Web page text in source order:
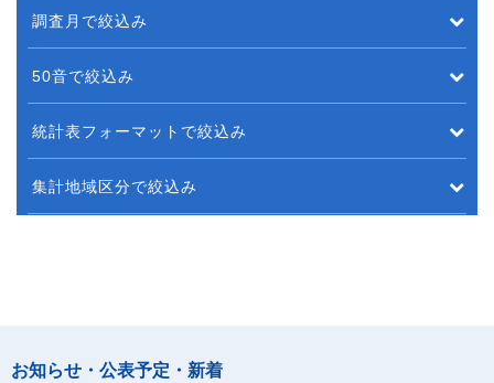
調査月で絞込み
50音で絞込み
統計表フォーマットで絞込み
集計地域区分で絞込み
お知らせ・公表予定・新着